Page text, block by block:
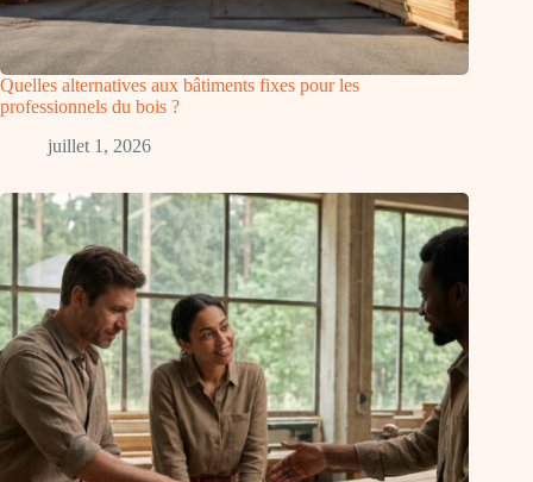
Quelles alternatives aux bâtiments fixes pour les
professionnels du bois ?
juillet 1, 2026